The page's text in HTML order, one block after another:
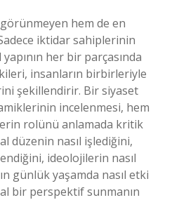
hem de en
iktidar sahiplerinin
her bir parçasında
insanların birbirleriyle
şekillendirir. Bir siyaset
incelenmesi, hem
rolünü anlamada kritik
düzenin nasıl işlediğini,
ideolojilerin nasıl
günlük yaşamda nasıl etki
bir perspektif sunmanın